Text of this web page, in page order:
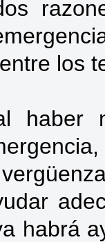
los
haber
habrá